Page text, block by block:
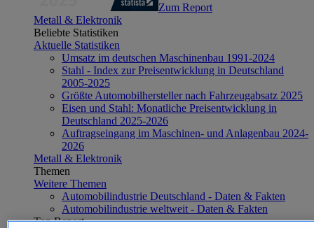
Zum Report
Metall & Elektronik
Beliebte Statistiken
Aktuelle Statistiken
Umsatz im deutschen Maschinenbau 1991-2024
Stahl - Index zur Preisentwicklung in Deutschland
2005-2025
Größte Automobilhersteller nach Fahrzeugabsatz 2025
Eisen und Stahl: Monatliche Preisentwicklung in
Deutschland 2025-2026
Auftragseingang im Maschinen- und Anlagenbau 2024-
2026
Metall & Elektronik
Themen
Weitere Themen
Automobilindustrie Deutschland - Daten & Fakten
Automobilindustrie weltweit - Daten & Fakten
Top Report